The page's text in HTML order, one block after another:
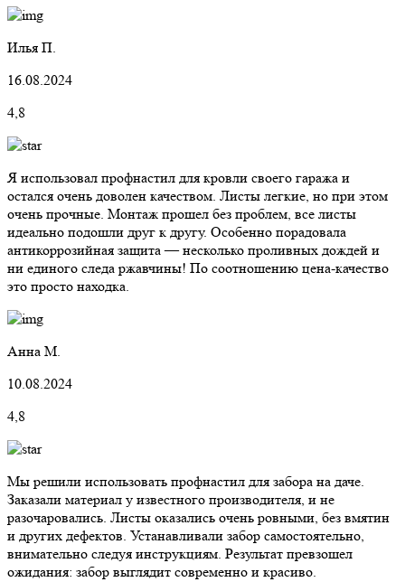
Илья П.
16.08.2024
4,8
Я использовал профнастил для кровли своего гаража и
остался очень доволен качеством. Листы легкие, но при этом
очень прочные. Монтаж прошел без проблем, все листы
идеально подошли друг к другу. Особенно порадовала
антикоррозийная защита — несколько проливных дождей и
ни единого следа ржавчины! По соотношению цена-качество
это просто находка.
Анна М.
10.08.2024
4,8
Мы решили использовать профнастил для забора на даче.
Заказали материал у известного производителя, и не
разочаровались. Листы оказались очень ровными, без вмятин
и других дефектов. Устанавливали забор самостоятельно,
внимательно следуя инструкциям. Результат превзошел
ожидания: забор выглядит современно и красиво.